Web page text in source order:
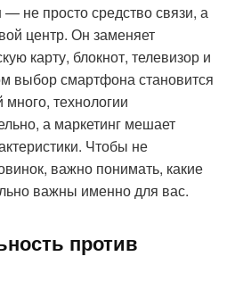
не просто средство связи, а
центр. Он заменяет
карту, блокнот, телевизор и
выбор смартфона становится
технологии
а маркетинг мешает
Чтобы не
важно понимать, какие
важны именно для вас.
против